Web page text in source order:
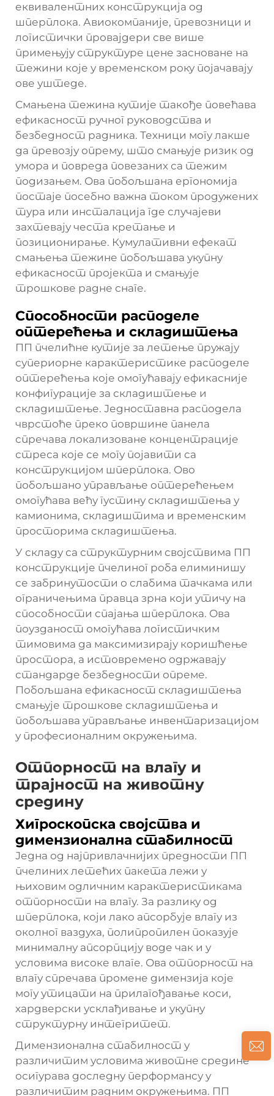
еквивалентних конструкција од
шперплока. Авиокомпаније, превозници и
логистички провајдери све више
примењују структуре цене засноване на
тежини које у временском року појачавају
ове уштеде.
Смањена тежина кутије такође повећава
ефикасност ручног руководства и
безбедност радника. Техници могу лакше
да превозју опрему, што смањује ризик од
умора и повреда повезаних са тежим
подизањем. Ова побољшана ергономија
постаје посебно важна током продужених
тура или инсталација где случајеви
захтевају честа кретање и
позиционирање. Кумулативни ефекат
смањења тежине побољшава укупну
ефикасност пројекта и смањује
трошкове радне снаге.
Способности расподеле
оптерећења и складиштења
ПП пчелићне кутије за летење пружају
супериорне карактеристике расподеле
оптерећења које омогућавају ефикасније
конфигурације за складиштење и
складиштење. Једноставна расподела
чврстоће преко површине панела
спречава локализоване концентрације
стреса које се могу појавити са
конструкцијом шперплока. Ово
побољшано управљање оптерећењем
омогућава већу густину складиштења у
камионима, складиштима и временским
просторима складиштења.
У складу са структурним својствима ПП
конструкције пчелиног роба елиминишу
се забринутости о слабима тачкама или
ограничењима правца зрна који утичу на
способности спајања шперплока. Ова
поузданост омогућава логистичким
тимовима да максимизирају коришћење
простора, а истовремено одржавају
стандарде безбедности опреме.
Побољшана ефикасност складиштења
смањује трошкове складиштења и
побољшава управљање инвентаризацијом
у професионалним окружењима.
Отпорност на влагу и
трајност на животну
средину
Хигроскопска својства и
димензионална стабилност
Једна од најпривлачнијих предности ПП
пчелиних летећих пакета лежи у
њиховим одличним карактеристикама
отпорности на влагу. За разлику од
шперплока, који лако апсорбује влагу из
околног ваздуха, полипропилен показује
минималну апсорпцију воде чак и у
условима високе влаге. Ова отпорност на
влагу спречава промене димензија које
могу утицати на прилагођавање коси,
хардверски усклађивање и укупну
структурну интегритет.
Димензионална стабилност у
различитим условима животне средине
осигурава доследну перформансу у
различитим радним окружењима. ПП